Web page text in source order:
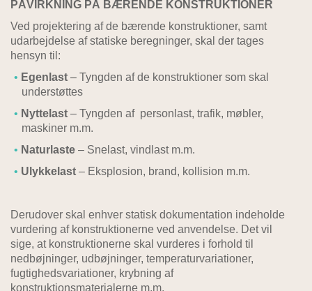
PÅVIRKNING PÅ BÆRENDE KONSTRUKTIONER
Ved projektering af de bærende konstruktioner, samt
udarbejdelse af statiske beregninger, skal der tages
hensyn til:
Egenlast– Tyngden af de konstruktioner som skal
understøttes
Nyttelast– Tyngden af personlast, trafik, møbler,
maskiner m.m.
Naturlaste– Snelast, vindlast m.m.
Ulykkelast– Eksplosion, brand, kollision m.m.
Derudover skal enhver statisk dokumentation indeholde
vurdering af konstruktionerne ved anvendelse. Det vil
sige, at konstruktionerne skal vurderes i forhold til
nedbøjninger, udbøjninger, temperaturvariationer,
fugtighedsvariationer, krybning af
konstruktionsmaterialerne m.m.